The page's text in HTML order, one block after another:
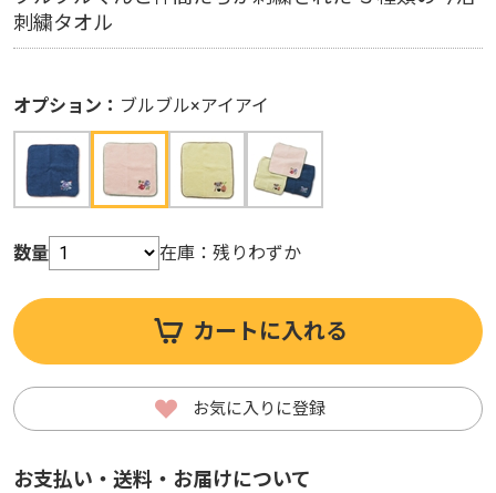
刺繍タオル
オプション： ブルブルくん
数量 在庫： 在庫あり
カートに入れる
お気に入りに登録
お支払い・送料・お届けについて
刺繍タオル
オプション： ブルブル×アイアイ
数量 在庫： 残りわずか
カートに入れる
お気に入りに登録
お支払い・送料・お届けについて